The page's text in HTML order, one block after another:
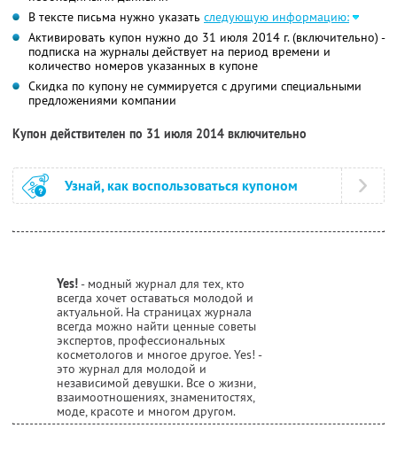
В тексте письма нужно указать следующую информацию:
Активировать купон нужно до 31 июля 2014 г. (включительно) -
подписка на журналы действует на период времени и
количество номеров указанных в купоне
Скидка по купону не суммируется с другими специальными
предложениями компании
Купон действителен по 31 июля 2014 включительно
Узнай, как воспользоваться купоном
Yes!- модный журнал для тех, кто
всегда хочет оставаться молодой и
актуальной. На страницах журнала
всегда можно найти ценные советы
экспертов, профессиональных
косметологов и многое другое. Yes! -
это журнал для молодой и
независимой девушки. Все о жизни,
взаимоотношениях, знаменитостях,
моде, красоте и многом другом.